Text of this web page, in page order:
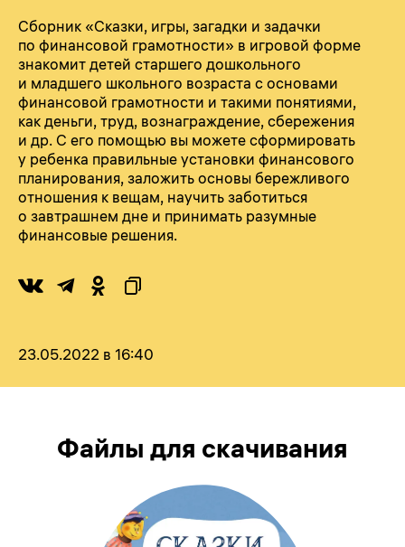
Сборник «Сказки, игры, загадки и задачки
по финансовой грамотности» в игровой форме
знакомит детей старшего дошкольного
и младшего школьного возраста с основами
финансовой грамотности и такими понятиями,
как деньги, труд, вознаграждение, сбережения
и др. С его помощью вы можете сформировать
у ребенка правильные установки финансового
планирования, заложить основы бережливого
отношения к вещам, научить заботиться
о завтрашнем дне и принимать разумные
финансовые решения.
23.05.2022 в 16:40
Файлы для скачивания